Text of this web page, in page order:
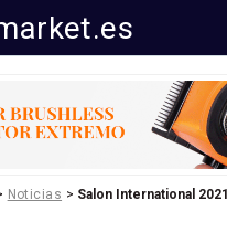
Noticias > Salon International 2021